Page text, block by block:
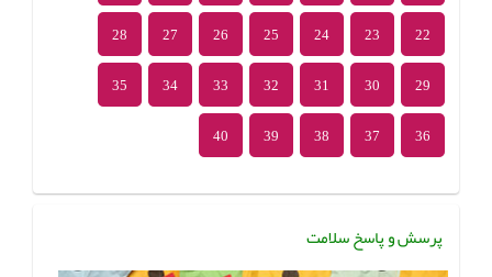
22
23
24
25
26
27
28
29
30
31
32
33
34
35
36
37
38
39
40
پرسش و پاسخ سلامت